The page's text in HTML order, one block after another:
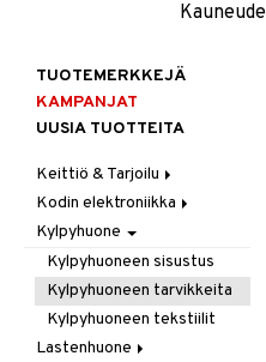
TUOTEMERKKEJÄ
KAMPANJAT
UUSIA TUOTTEITA
Keittiö & Tarjoilu
Aterimet
Kannut & Karahvit
Keittiösäilytys
Keittiötekstiilit
Keittiövälineet
Kodinkoneet
Kodin elektroniikka
Ääni
Kylpyhuone
Kylpyhuoneen sisustus
Kylpyhuoneen tarvikkeita
Kylpyhuoneen tekstiilit
Lastenhuone